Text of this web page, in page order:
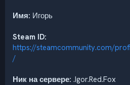
Имя: Игорь
Steam ID:
https://steamcommunity.com/
/
Ник на сервере: .Igor.Red.Fox